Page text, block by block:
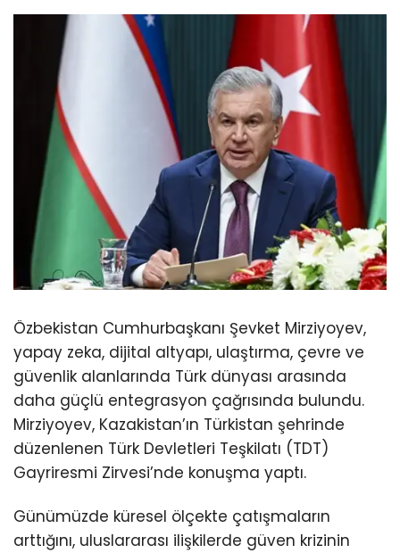
Özbekistan Cumhurbaşkanı Şevket Mirziyoyev,
yapay zeka, dijital altyapı, ulaştırma, çevre ve
güvenlik alanlarında Türk dünyası arasında
daha güçlü entegrasyon çağrısında bulundu.
Mirziyoyev, Kazakistan’ın Türkistan şehrinde
düzenlenen Türk Devletleri Teşkilatı (TDT)
Gayriresmi Zirvesi’nde konuşma yaptı.
Günümüzde küresel ölçekte çatışmaların
arttığını, uluslararası ilişkilerde güven krizinin